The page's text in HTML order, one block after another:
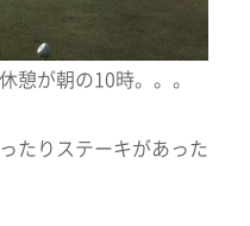
憩が朝の10時。。。
たりステーキがあった